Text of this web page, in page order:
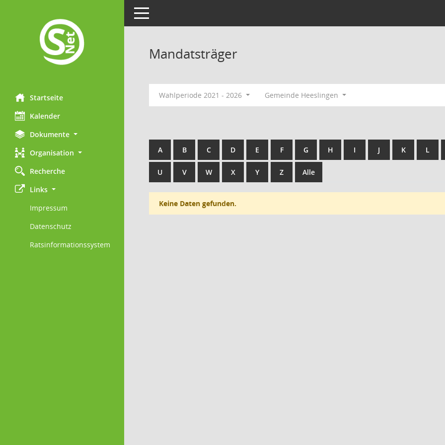
Startseite
Kalender
Dokumente
Organisation
Recherche
Links
Impressum
Datenschutz
Ratsinformationssystem
Toggle navigation
Mandatsträger
Wahlperiode 2021 - 2026 Gemeinde Heeslingen
A B C D E F G H I J K L
U V W X Y Z Alle
Keine Daten gefunden.